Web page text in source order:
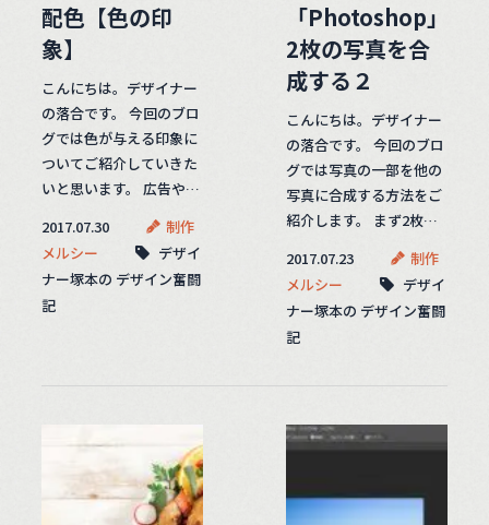
配色【色の印
象】
こんにちは。デザイナー
の落合です。 今回のブロ
グでは色が与える印象に
ついてご紹介していきた
いと思います。 広告や…
2017.07.30
制作
メルシー
デザイ
ナー塚本の デザイン奮闘
記
「Photoshop」
2枚の写真を合
成する２
こんにちは。デザイナー
の落合です。 今回のブロ
グでは写真の一部を他の
写真に合成する方法をご
紹介します。 まず2枚…
2017.07.23
制作
メルシー
デザイ
ナー塚本の デザイン奮闘
記